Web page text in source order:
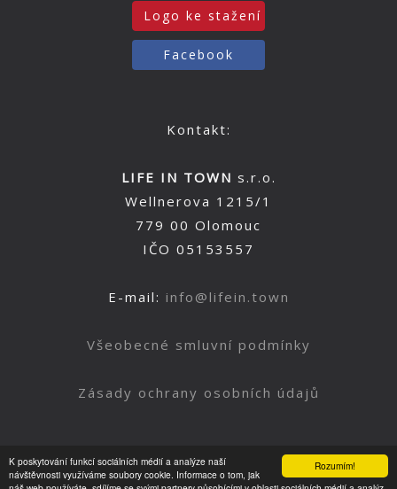
Rozumím!
K poskytování funkcí sociálních médií a analýze naší
návštěvnosti využíváme soubory cookie. Informace o tom, jak
Logo ke stažení
Facebook
Kontakt:
LIFE IN TOWN s.r.o.
Wellnerova 1215/1
779 00 Olomouc
IČO 05153557
E-mail: info@lifein.town
Všeobecné smluvní podmínky
Zásady ochrany osobních údajů
Nahoru